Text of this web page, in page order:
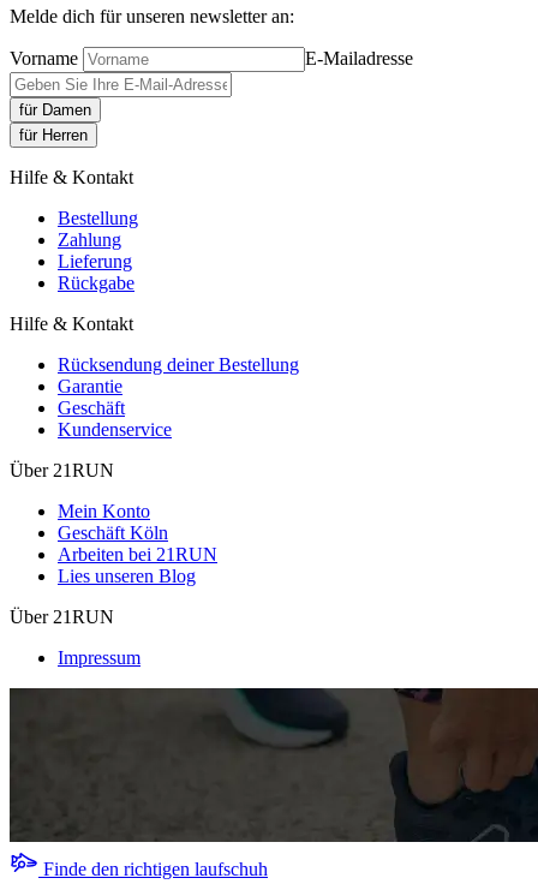
Melde dich für unseren newsletter an:
Vorname E-Mailadresse
für Damen
für Herren
Hilfe & Kontakt
Bestellung
Zahlung
Lieferung
Rückgabe
Hilfe & Kontakt
Rücksendung deiner Bestellung
Garantie
Geschäft
Kundenservice
Über 21RUN
Mein Konto
Geschäft Köln
Arbeiten bei 21RUN
Lies unseren Blog
Über 21RUN
Impressum
Finde den richtigen laufschuh